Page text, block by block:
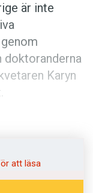
är inte
doktoranderna
Karyn
i flera
detta i en
att läsa